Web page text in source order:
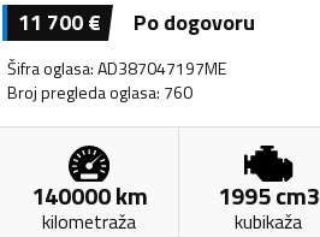
11 700€ Po dogovoru
Šifra oglasa:AD387047197ME
Broj pregleda oglasa: 760
140000km
kilometraža
1995cm3
kubikaža